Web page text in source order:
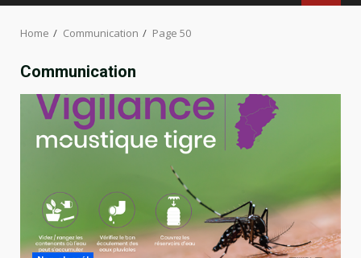
Home Communication Page 50
Communication